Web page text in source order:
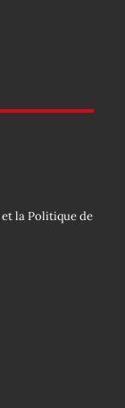
et laPolitique de